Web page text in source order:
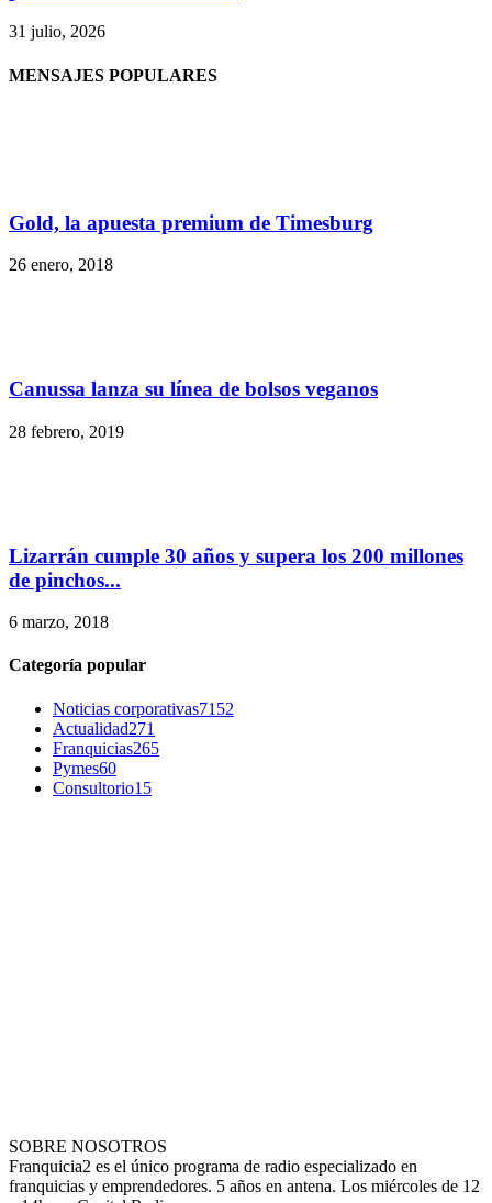
31 julio, 2026
MENSAJES POPULARES
Gold, la apuesta premium de Timesburg
26 enero, 2018
Canussa lanza su línea de bolsos veganos
28 febrero, 2019
Lizarrán cumple 30 años y supera los 200 millones
de pinchos...
6 marzo, 2018
Categoría popular
Noticias corporativas7152
Actualidad271
Franquicias265
Pymes60
Consultorio15
SOBRE NOSOTROS
Franquicia2 es el único programa de radio especializado en
franquicias y emprendedores. 5 años en antena. Los miércoles de 12